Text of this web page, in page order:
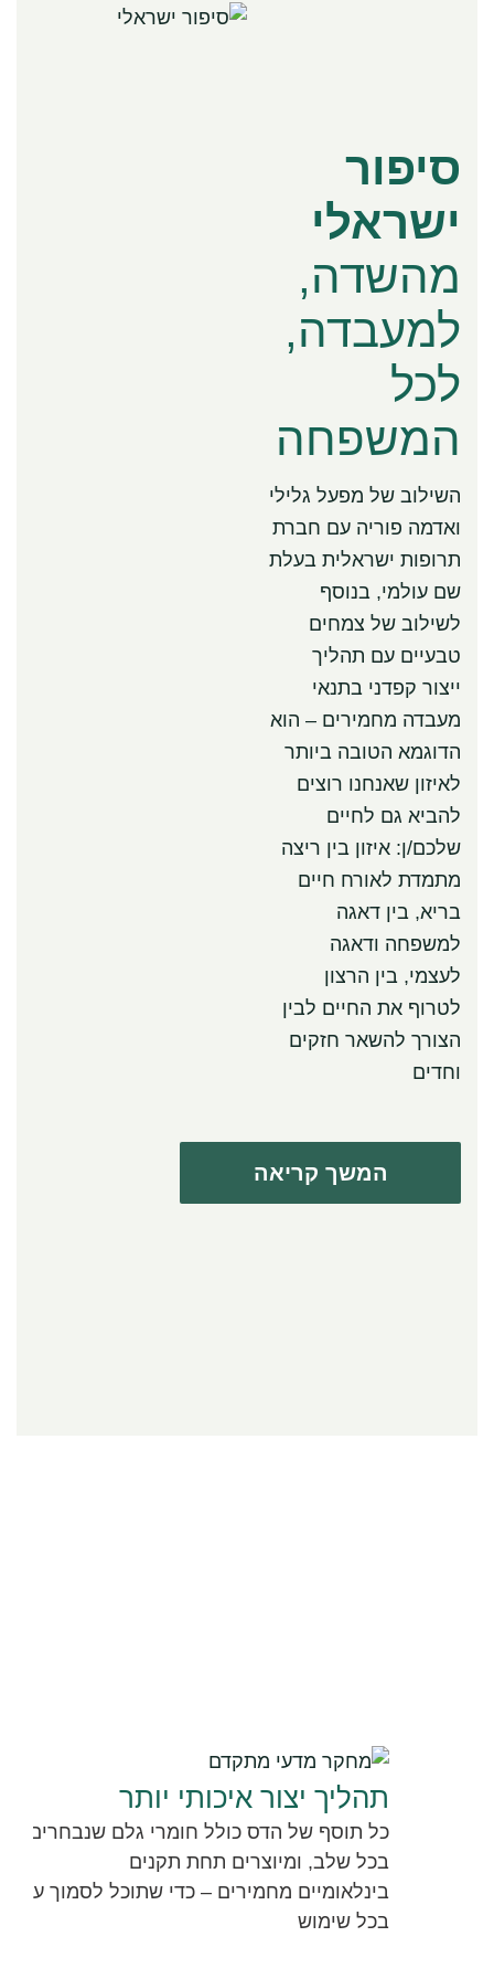
סיפור
ישראלי
מהשדה,
למעבדה,
לכל
המשפחה
השילוב של מפעל גלילי
ואדמה פוריה עם חברת
תרופות ישראלית בעלת
שם עולמי, בנוסף
לשילוב של צמחים
טבעיים עם תהליך
ייצור קפדני בתנאי
מעבדה מחמירים – הוא
הדוגמא הטובה ביותר
לאיזון שאנחנו רוצים
להביא גם לחיים
שלכם/ן: איזון בין ריצה
מתמדת לאורח חיים
בריא, בין דאגה
למשפחה ודאגה
לעצמי, בין הרצון
לטרוף את החיים לבין
הצורך להשאר חזקים
וחדים
המשך קריאה
תהליך יצור איכותי יותר
כל תוסף של הדס כולל חומרי גלם שנבחרים
בכל שלב, ומיוצרים תחת תקנים
בינלאומיים מחמירים – כדי שתוכל לסמוך על
בכל שימוש